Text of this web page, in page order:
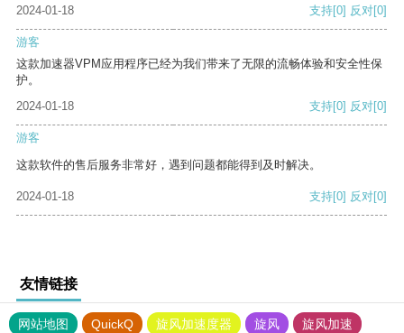
2024-01-18 支持[0] 反对[0]
游客
这款加速器VPM应用程序已经为我们带来了无限的流畅体验和安全性保
护。
2024-01-18
支持[0] 反对[0]
游客
这款软件的售后服务非常好，遇到问题都能得到及时解决。
2024-01-18 支持[0] 反对[0]
友情链接
网站地图 QuickQ 旋风加速度器 旋风
旋风加速